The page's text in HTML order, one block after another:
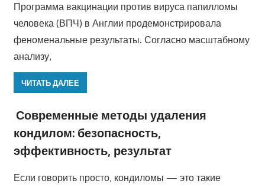
Программа вакцинации против вируса папилломы
человека (ВПЧ) в Англии продемонстрировала
феноменальные результаты. Согласно масштабному
анализу,
ЧИТАТЬ ДАЛЕЕ
Современные методы удаления
кондилом: безопасность,
эффективность, результат
Если говорить просто, кондиломы — это такие